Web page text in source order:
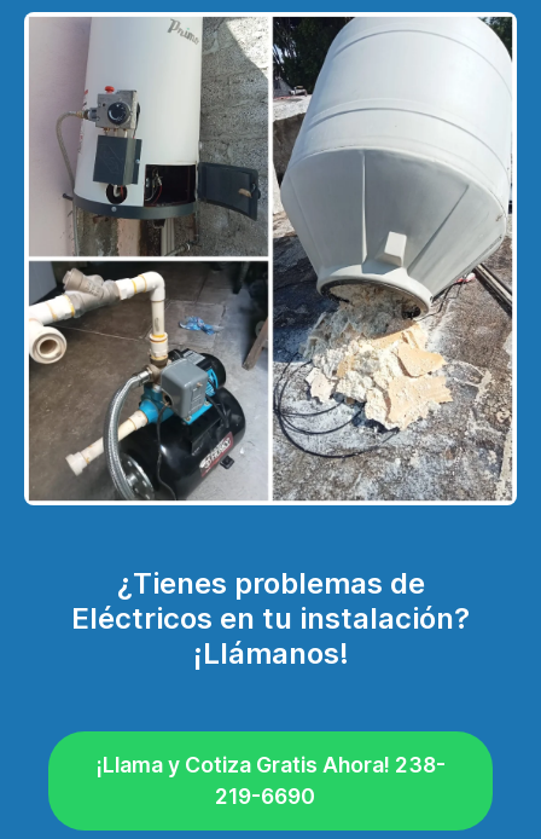
¿Tienes problemas de
Eléctricos en tu instalación?
¡Llámanos!
¡Llama y Cotiza Gratis Ahora! 238-
219-6690